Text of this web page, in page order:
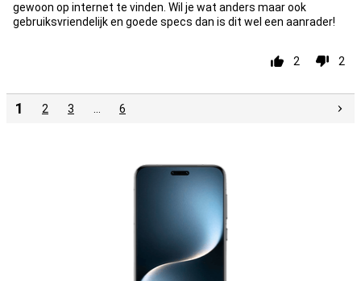
gewoon op internet te vinden. Wil je wat anders maar ook
gebruiksvriendelijk en goede specs dan is dit wel een aanrader!
2 2
1 2 3 6